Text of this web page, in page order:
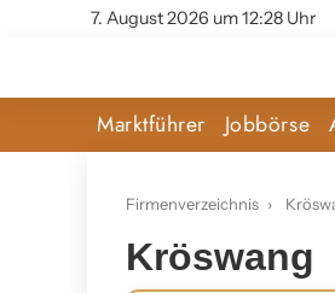
7. August 2026 um 12:28 Uhr
Marktführer Jobbörse
Firmenverzeichnis ›
Kröswang